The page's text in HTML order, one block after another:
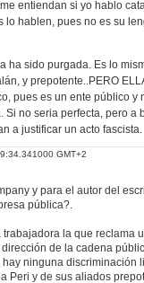
entiendan si yo hablo
hablen, pues no es su
ha sido purgada. Es lo
y prepotente..PERO
pues es un ente público y
no seria perfecta, pero a
a justificar un acto fascista.
GMT+2
y para el autor del
pública?.
la que reclama
de la cadena
ninguna discriminación
Peri y de sus aliados